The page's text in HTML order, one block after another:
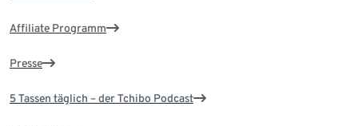
Affiliate Programm
Presse
5 Tassen täglich – der Tchibo Podcast